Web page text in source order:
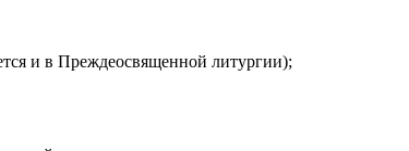
и в Преждеосвященной литургии);